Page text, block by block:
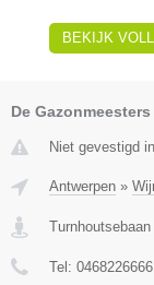
BEKIJK
De Gazonmeesters
Niet gevestigd
Antwerpen »
Turnhoutsebaan
Tel: 0468226666